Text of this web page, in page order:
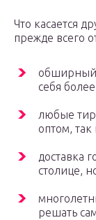
Что касается
прежде всего
обширный
себя
любые
оптом,
доставка
столице,
решать